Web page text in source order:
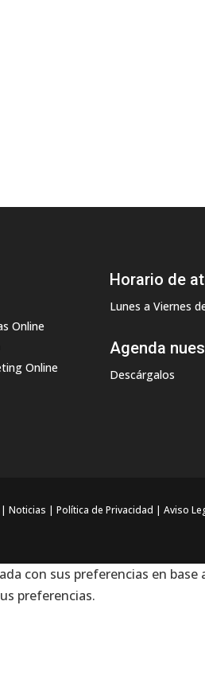
Online
Online
Horario de
Lunes a Viernes
Agenda
Descárgalos
|Noticias |Política de Privacidad |Aviso
con sus preferencias en
preferencias.